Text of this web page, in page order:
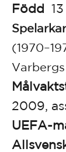
Född
2009,
UEFA-